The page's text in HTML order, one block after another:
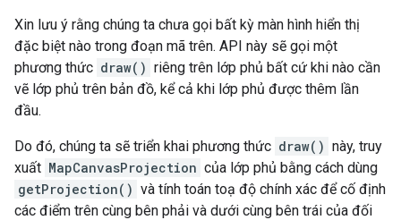
Xin lưu ý rằng chúng ta chưa gọi bất kỳ màn hình hiển thị
đặc biệt nào trong đoạn mã trên. API này sẽ gọi một
phương thức draw() riêng trên lớp phủ bất cứ khi nào cần
vẽ lớp phủ trên bản đồ, kể cả khi lớp phủ được thêm lần
đầu.
Do đó, chúng ta sẽ triển khai phương thức draw() này, truy
xuất MapCanvasProjection của lớp phủ bằng cách dùng
getProjection() và tính toán toạ độ chính xác để cố định
các điểm trên cùng bên phải và dưới cùng bên trái của đối